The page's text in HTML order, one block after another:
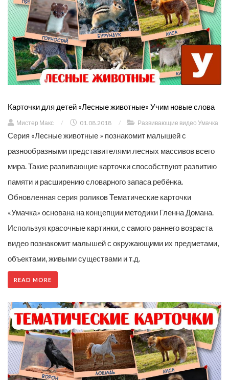
Карточки для детей «Лесные животные» Учим новые слова
Мистер Макс / 01.08.2018 / Развивающие видео Умачка
Серия «Лесные животные » познакомит малышей с
разнообразными представителями лесных массивов всего
мира. Такие развивающие карточки способствуют развитию
памяти и расширению словарного запаса ребёнка.
Обновленная серия роликов Тематические карточки
«Умачка» основана на концепции методики Гленна Домана.
Используя красочные картинки, с самого раннего возраста
видео познакомит малышей с окружающими их предметами,
объектами, живыми существами и т.д.
READ MORE